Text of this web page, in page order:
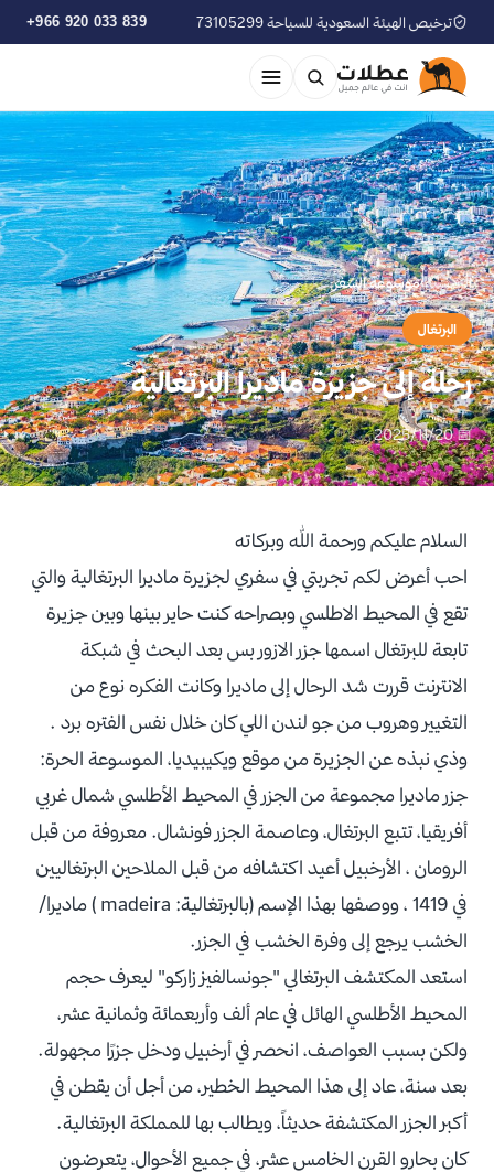
ترخيص الهيئة السعودية للسياحة 73105299 +966 920 033 839
الرئيسية›موسوعة السفر
البرتغال
رحلة إلى جزيرة ماديرا البرتغالية
📅 2025/11/20
السلام عليكم ورحمة الله وبركاته
احب أعرض لكم تجربتي في سفري لجزيرة ماديرا البرتغالية والتي
تقع في المحيط الاطلسي وبصراحه كنت حاير بينها وبين جزيرة
تابعة للبرتغال اسمها جزر الازور بس بعد البحث في شبكة
الانترنت قررت شد الرحال إلى ماديرا وكانت الفكره نوع من
التغيير وهروب من جو لندن اللي كان خلال نفس الفتره برد .
وذي نبذه عن الجزيرة من موقع ويكيبيديا، الموسوعة الحرة:
جزر ماديرا مجموعة من الجزر في المحيط الأطلسي شمال غربي
أفريقيا، تتبع البرتغال، وعاصمة الجزر فونشال. معروفة من قبل
الرومان ، الأرخبيل أعيد اكتشافه من قبل الملاحين البرتغاليين
في 1419 ، ووصفها بهذا الإسم (بالبرتغالية: madeira ) ماديرا/
الخشب يرجع إلى وفرة الخشب في الجزر.
استعد المكتشف البرتغالي "جونسالفيز زاركو" ليعرف حجم
المحيط الأطلسي الهائل في عام ألف وأربعمائة وثمانية عشر،
ولكن بسبب العواصف، انحصر في أرخبيل ودخل جزرًا مجهولة.
بعد سنة، عاد إلى هذا المحيط الخطير، من أجل أن يقطن في
أكبر الجزر المكتشفة حديثاً، ويطالب بها للمملكة البرتغالية.
كان بحارو القرن الخامس عشر، في جميع الأحوال، يتعرضون